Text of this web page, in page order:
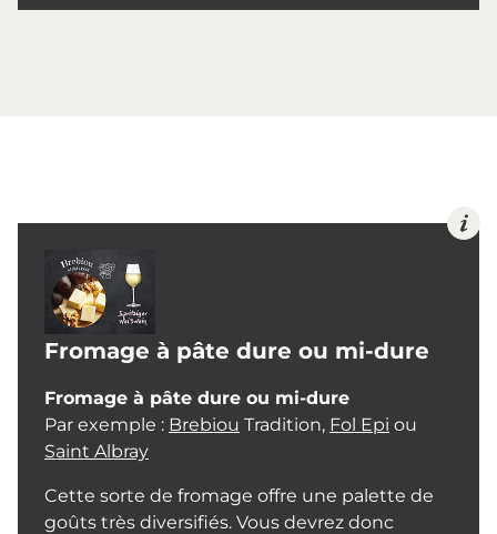
Fromage à pâte dure ou mi-dure
Fromage à pâte dure ou mi-dure
Par exemple : Brebiou Tradition, Fol Epi ou
Saint Albray
Cette sorte de fromage offre une palette de
goûts très diversifiés. Vous devrez donc